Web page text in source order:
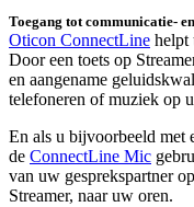
Toegang tot communicatie-
Oticon ConnectLine helpt
Door een toets op
en aangename
telefoneren of muziek op
En als u bijvoorbeeld met
de ConnectLine Mic
van uw gesprekspartner
Streamer, naar uw oren.